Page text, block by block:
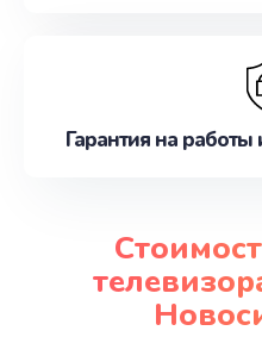
Гарантия на работы